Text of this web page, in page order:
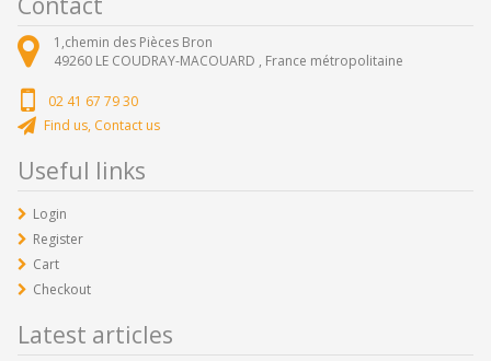
1,chemin des Pièces Bron
49260 LE COUDRAY-MACOUARD , France métropolitaine
02 41 67 79 30
Find us, Contact us
Useful links
Login
Register
Cart
Checkout
Latest articles